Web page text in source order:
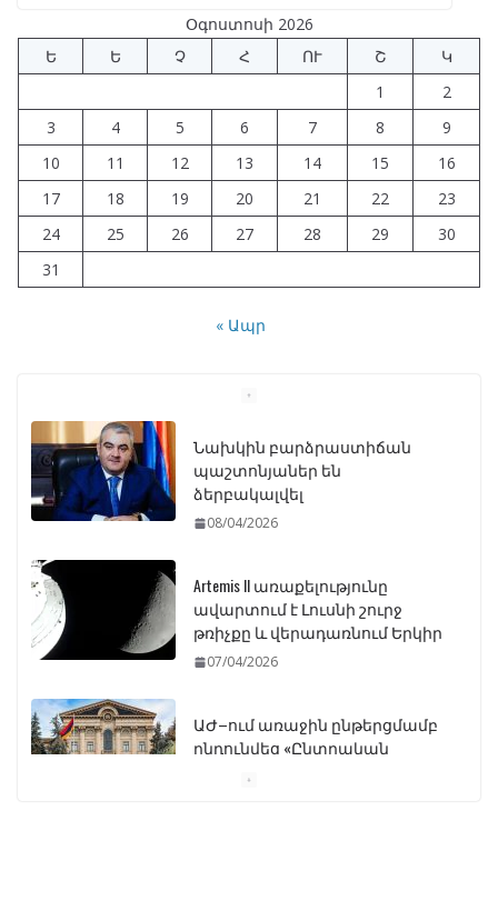
Օգոստոսի 2026
Ե
Ե Չ Հ ՈՒ Շ
Կ
1
2
3
4 5 6 7 8
9
10
11 12 13 14 15
16
17
18 19 20 21 22
23
24
25 26 27 28 29
30
31
« Ապր
Նախկին բարձրաստիճան
պաշտոնյաներ են
ձերբակալվել
08/04/2026
Artemis II առաքելությունը
ավարտում է Լուսնի շուրջ
թռիչքը և վերադառնում Երկիր
07/04/2026
ԱԺ–ում առաջին ընթերցմամբ
ընդունվեց «Ընտրական